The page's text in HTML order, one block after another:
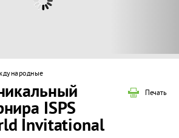
Печать
ISPS
Invitational